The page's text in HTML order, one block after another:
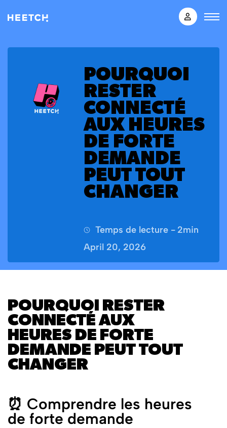
POURQUOI
RESTER
CONNECTÉ
AUX HEURES
DE FORTE
DEMANDE
PEUT TOUT
CHANGER
Temps de lecture - 2min
April 20, 2026
POURQUOI RESTER
CONNECTÉ AUX
HEURES DE FORTE
DEMANDE PEUT TOUT
CHANGER
⏰ Comprendre les heures
de forte demande